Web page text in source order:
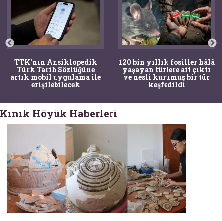
TTK'nın Ansiklopedik
Türk Tarih Sözlüğüne
artık mobil uygulama ile
erişilebilecek
120 bin yıllık fosiller hâlâ
yaşayan türlere ait çıktı
ve nesli kurumuş bir tür
keşfedildi
Kınık Höyük Haberleri